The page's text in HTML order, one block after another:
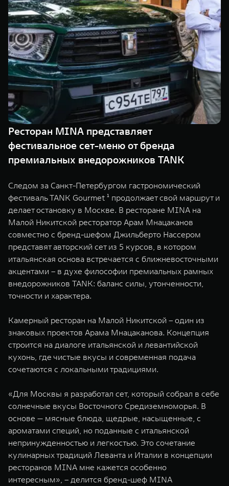
TANK 500
Веди за собой
от 6 499 000 ₽
TANK 700
Сила
от 10
WEY 07
Расширяя границы комфорта
от 6 149 000 ₽
WEY 05
Эстетика
от 5 699
WEY 80
от 6 449 000 ₽ от 8 099
TANK Финансы
Корпоративным клиентам
TANK ФИНАНСЫ
TANK Кредит
TANK Лизинг
TANK Страхование
Сервис
Специальные предложения
Моторные масла
ЦИФРОВЫЕ СЕРВИСЫ TANK
Цифровые сервисы TANK
Подписки
Ресторан MINA представляет
фестивальное сет-меню от бренда
премиальных внедорожников TANK
Следом за Санкт-Петербургом гастрономический
фестиваль TANK Gourmet ¹ продолжает свой маршрут и
делает остановку в Москве. В ресторане MINA на
Малой Никитской ресторатор Арам Мнацаканов
совместно с бренд-шефом Джильберто Нассером
представят авторский сет из 5 курсов, в котором
итальянская основа встречается с ближневосточными
акцентами – в духе философии премиальных рамных
внедорожников TANK: баланс силы, утонченности,
точности и характера.
Камерный ресторан на Малой Никитской – один из
знаковых проектов Арама Мнацаканова. Концепция
строится на диалоге итальянской и левантийской
кухонь, где чистые вкусы и современная подача
сочетаются с локальными традициями.
«Для Москвы я разработал сет, который собрал в себе
солнечные вкусы Восточного Средиземноморья. В
основе — мясные блюда, щедрые, насыщенные, с
ароматами специй, но поданные с итальянской
непринужденностью и легкостью. Это сочетание
кулинарных традиций Леванта и Италии в концепции
ресторанов MINA мне кажется особенно
интересным», – делится бренд-шеф MINA